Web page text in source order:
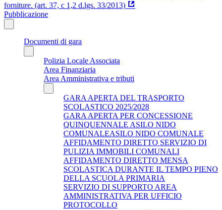
forniture. (art. 37, c 1,2 d.lgs. 33/2013)
Pubblicazione
Documenti di gara
Polizia Locale Associata
Area Finanziaria
Area Amministrativa e tributi
GARA APERTA DEL TRASPORTO
SCOLASTICO 2025/2028
GARA APERTA PER CONCESSIONE
QUINQUENNALE ASILO NIDO
COMUNALEASILO NIDO COMUNALE
AFFIDAMENTO DIRETTO SERVIZIO DI
PULIZIA IMMOBILI COMUNALI
AFFIDAMENTO DIRETTO MENSA
SCOLASTICA DURANTE IL TEMPO PIENO
DELLA SCUOLA PRIMARIA
SERVIZIO DI SUPPORTO AREA
AMMINISTRATIVA PER UFFICIO
PROTOCOLLO